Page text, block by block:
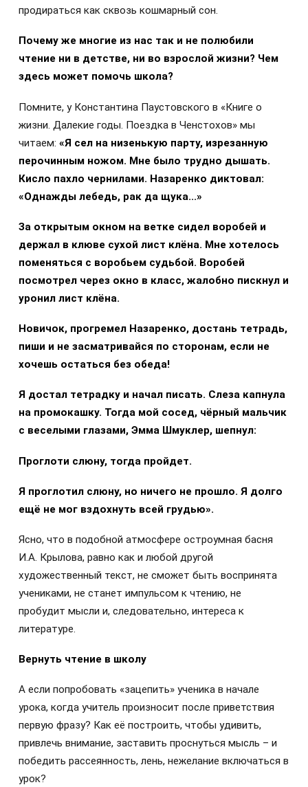
продираться как сквозь кошмарный сон.
Почему же многие из нас так и не полюбили
чтение ни в детстве, ни во взрослой жизни? Чем
здесь может помочь школа?
Помните, у Константина Паустовского в «Книге о
жизни. Далекие годы. Поездка в Ченстохов» мы
читаем: «Я сел на низенькую парту, изрезанную
перочинным ножом. Мне было трудно дышать.
Кисло пахло чернилами. Назаренко диктовал:
«Однажды лебедь, рак да щука...»
За открытым окном на ветке сидел воробей и
держал в клюве сухой лист клёна. Мне хотелось
поменяться с воробьем судьбой. Воробей
посмотрел через окно в класс, жалобно пискнул и
уронил лист клёна.
Новичок, прогремел Назаренко, достань тетрадь,
пиши и не засматривайся по сторонам, если не
хочешь остаться без обеда!
Я достал тетрадку и начал писать. Слеза капнула
на промокашку. Тогда мой сосед, чёрный мальчик
с веселыми глазами, Эмма Шмуклер, шепнул:
Проглоти слюну, тогда пройдет.
Я проглотил слюну, но ничего не прошло. Я долго
ещё не мог вздохнуть всей грудью».
Ясно, что в подобной атмосфере остроумная басня
И.А. Крылова, равно как и любой другой
художественный текст, не сможет быть воспринята
учениками, не станет импульсом к чтению, не
пробудит мысли и, следовательно, интереса к
литературе.
Вернуть чтение в школу
А если попробовать «зацепить» ученика в начале
урока, когда учитель произносит после приветствия
первую фразу? Как её построить, чтобы удивить,
привлечь внимание, заставить проснуться мысль – и
победить рассеянность, лень, нежелание включаться в
урок?